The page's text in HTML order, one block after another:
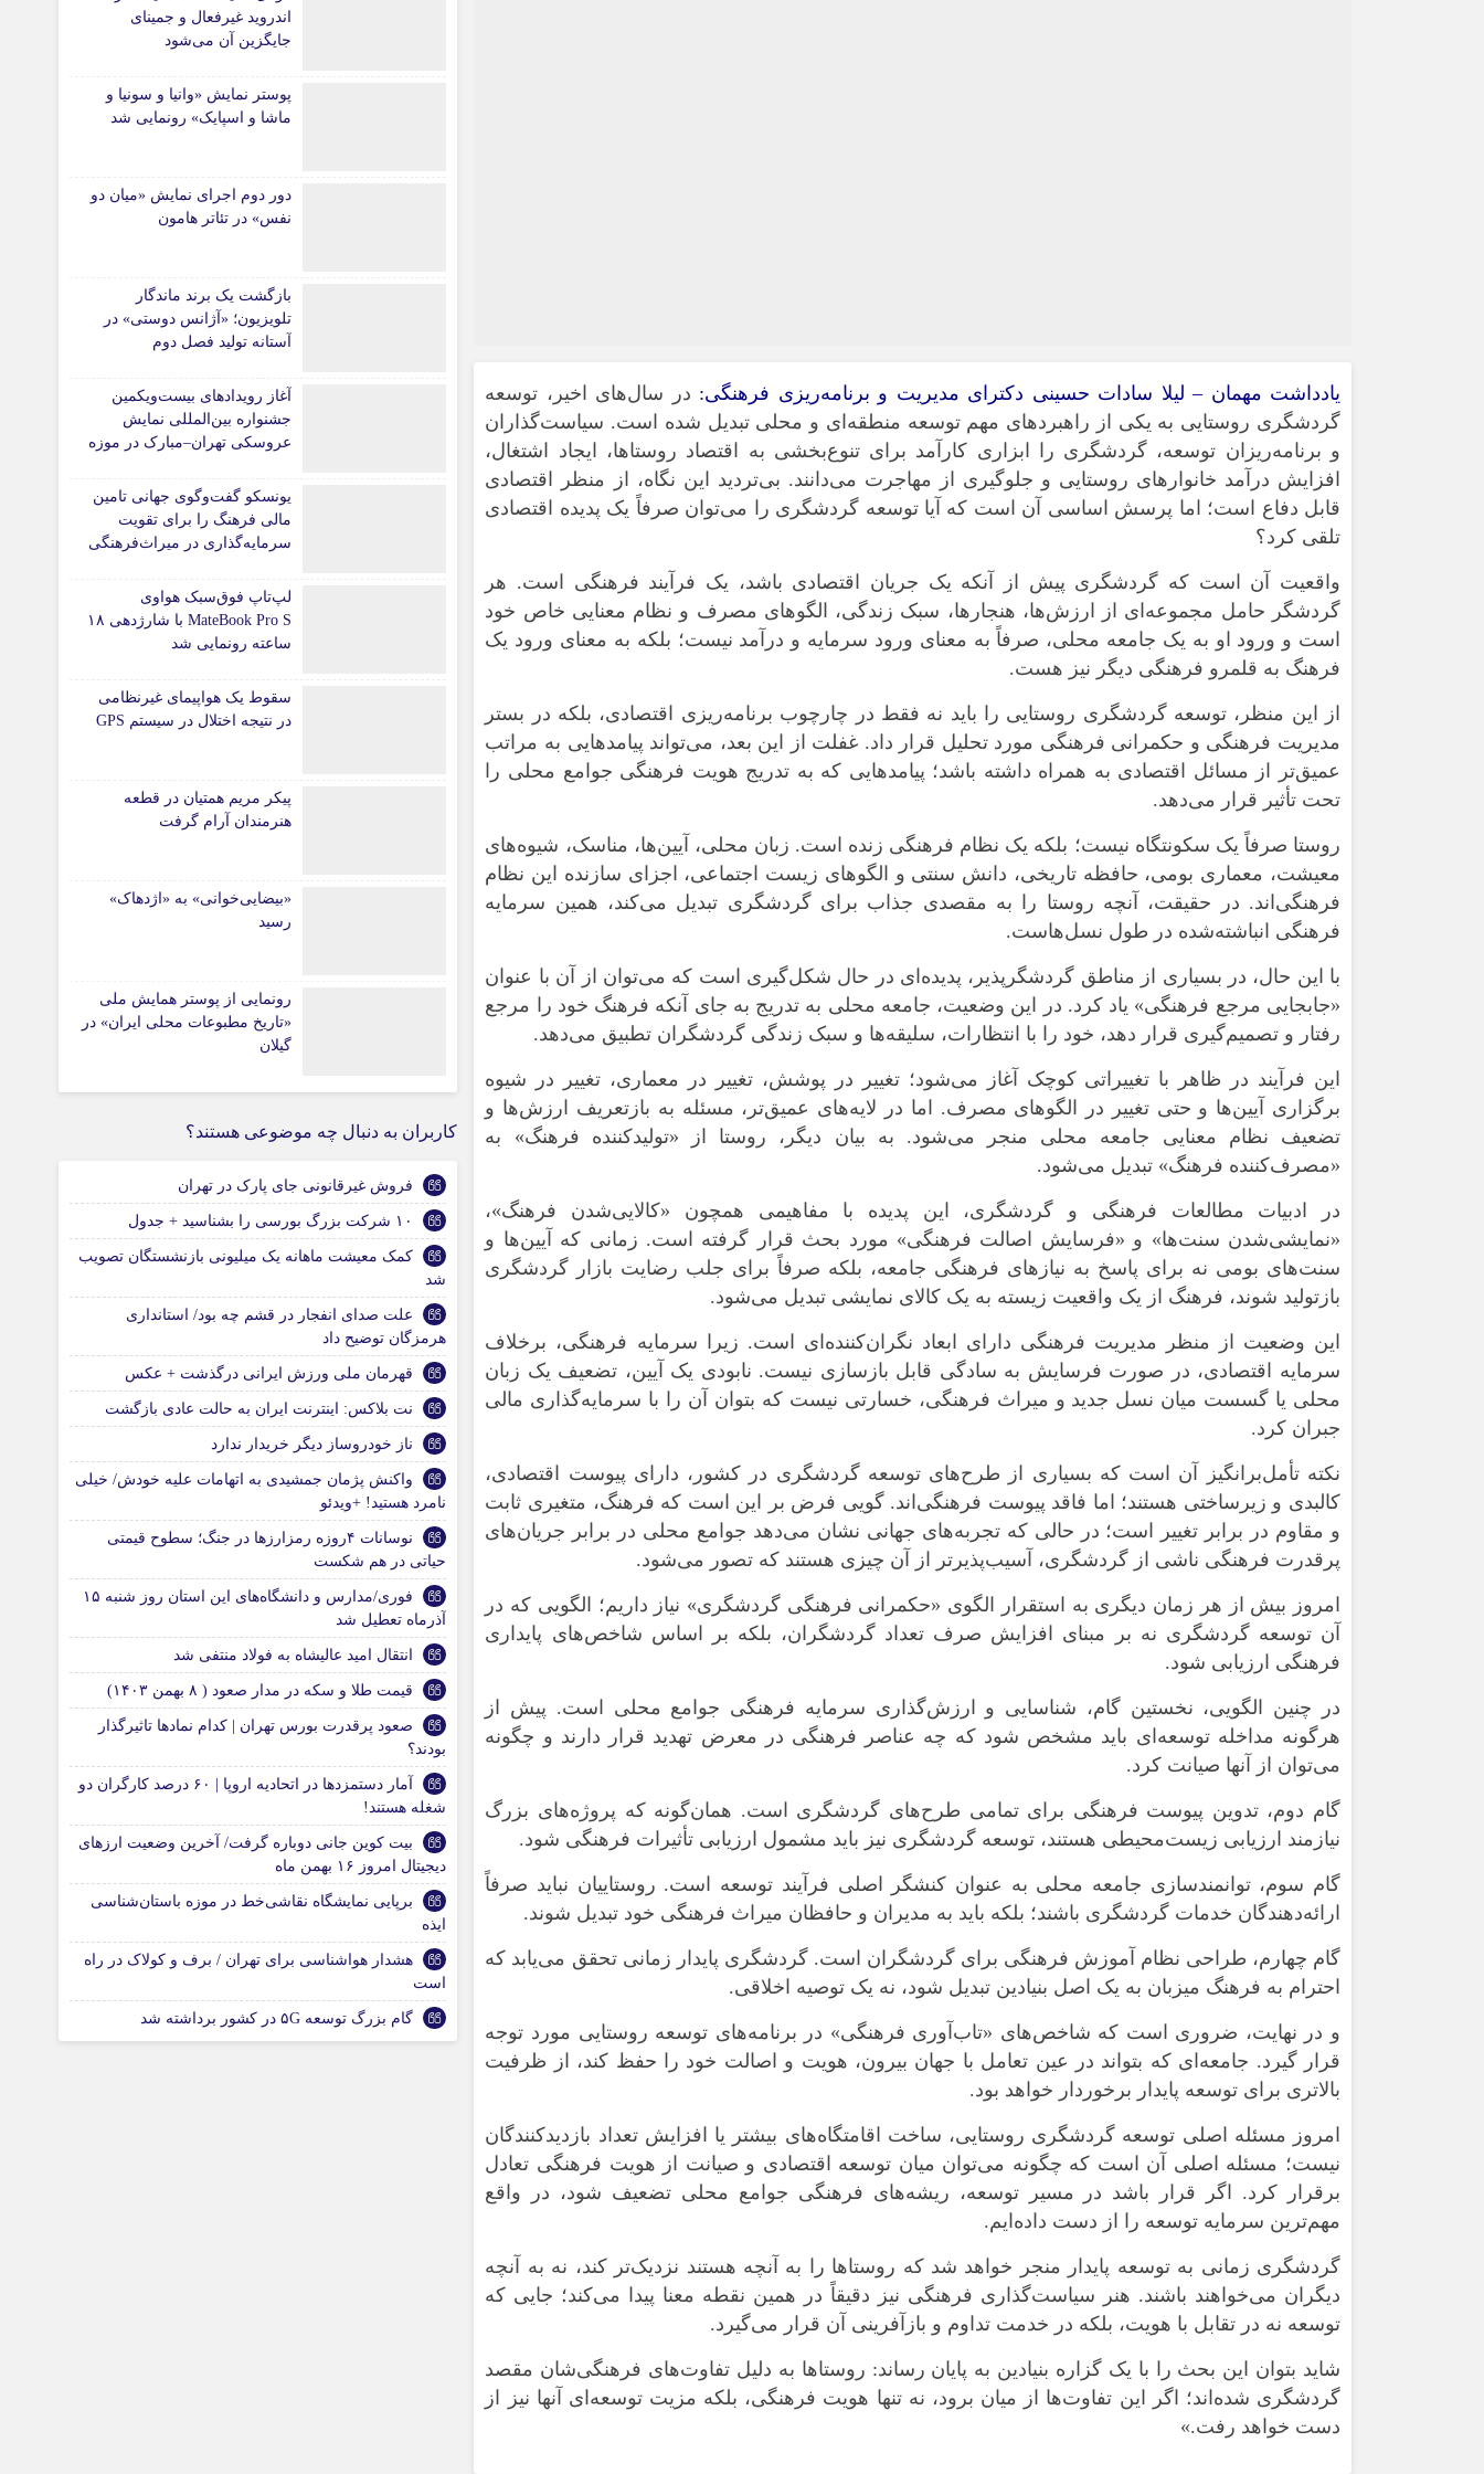
یادداشت مهمان – لیلا سادات حسینی دکترای مدیریت و برنامه‌ریزی فرهنگی: در سال‌های اخیر، توسعه
گردشگری روستایی به یکی از راهبردهای مهم توسعه منطقه‌ای و محلی تبدیل شده است. سیاست‌گذاران
و برنامه‌ریزان توسعه، گردشگری را ابزاری کارآمد برای تنوع‌بخشی به اقتصاد روستاها، ایجاد اشتغال،
افزایش درآمد خانوارهای روستایی و جلوگیری از مهاجرت می‌دانند. بی‌تردید این نگاه، از منظر اقتصادی
قابل دفاع است؛ اما پرسش اساسی آن است که آیا توسعه گردشگری را می‌توان صرفاً یک پدیده اقتصادی
تلقی کرد؟
واقعیت آن است که گردشگری پیش از آنکه یک جریان اقتصادی باشد، یک فرآیند فرهنگی است. هر
گردشگر حامل مجموعه‌ای از ارزش‌ها، هنجارها، سبک زندگی، الگوهای مصرف و نظام معنایی خاص خود
است و ورود او به یک جامعه محلی، صرفاً به معنای ورود سرمایه و درآمد نیست؛ بلکه به معنای ورود یک
فرهنگ به قلمرو فرهنگی دیگر نیز هست.
از این منظر، توسعه گردشگری روستایی را باید نه فقط در چارچوب برنامه‌ریزی اقتصادی، بلکه در بستر
مدیریت فرهنگی و حکمرانی فرهنگی مورد تحلیل قرار داد. غفلت از این بعد، می‌تواند پیامدهایی به مراتب
عمیق‌تر از مسائل اقتصادی به همراه داشته باشد؛ پیامدهایی که به تدریج هویت فرهنگی جوامع محلی را
تحت تأثیر قرار می‌دهد.
روستا صرفاً یک سکونتگاه نیست؛ بلکه یک نظام فرهنگی زنده است. زبان محلی، آیین‌ها، مناسک، شیوه‌های
معیشت، معماری بومی، حافظه تاریخی، دانش سنتی و الگوهای زیست اجتماعی، اجزای سازنده این نظام
فرهنگی‌اند. در حقیقت، آنچه روستا را به مقصدی جذاب برای گردشگری تبدیل می‌کند، همین سرمایه
فرهنگی انباشته‌شده در طول نسل‌هاست.
با این حال، در بسیاری از مناطق گردشگرپذیر، پدیده‌ای در حال شکل‌گیری است که می‌توان از آن با عنوان
«جابجایی مرجع فرهنگی» یاد کرد. در این وضعیت، جامعه محلی به تدریج به جای آنکه فرهنگ خود را مرجع
رفتار و تصمیم‌گیری قرار دهد، خود را با انتظارات، سلیقه‌ها و سبک زندگی گردشگران تطبیق می‌دهد.
این فرآیند در ظاهر با تغییراتی کوچک آغاز می‌شود؛ تغییر در پوشش، تغییر در معماری، تغییر در شیوه
برگزاری آیین‌ها و حتی تغییر در الگوهای مصرف. اما در لایه‌های عمیق‌تر، مسئله به بازتعریف ارزش‌ها و
تضعیف نظام معنایی جامعه محلی منجر می‌شود. به بیان دیگر، روستا از «تولیدکننده فرهنگ» به
«مصرف‌کننده فرهنگ» تبدیل می‌شود.
در ادبیات مطالعات فرهنگی و گردشگری، این پدیده با مفاهیمی همچون «کالایی‌شدن فرهنگ»،
«نمایشی‌شدن سنت‌ها» و «فرسایش اصالت فرهنگی» مورد بحث قرار گرفته است. زمانی که آیین‌ها و
سنت‌های بومی نه برای پاسخ به نیازهای فرهنگی جامعه، بلکه صرفاً برای جلب رضایت بازار گردشگری
بازتولید شوند، فرهنگ از یک واقعیت زیسته به یک کالای نمایشی تبدیل می‌شود.
این وضعیت از منظر مدیریت فرهنگی دارای ابعاد نگران‌کننده‌ای است. زیرا سرمایه فرهنگی، برخلاف
سرمایه اقتصادی، در صورت فرسایش به سادگی قابل بازسازی نیست. نابودی یک آیین، تضعیف یک زبان
محلی یا گسست میان نسل جدید و میراث فرهنگی، خسارتی نیست که بتوان آن را با سرمایه‌گذاری مالی
جبران کرد.
نکته تأمل‌برانگیز آن است که بسیاری از طرح‌های توسعه گردشگری در کشور، دارای پیوست اقتصادی،
کالبدی و زیرساختی هستند؛ اما فاقد پیوست فرهنگی‌اند. گویی فرض بر این است که فرهنگ، متغیری ثابت
و مقاوم در برابر تغییر است؛ در حالی که تجربه‌های جهانی نشان می‌دهد جوامع محلی در برابر جریان‌های
پرقدرت فرهنگی ناشی از گردشگری، آسیب‌پذیرتر از آن چیزی هستند که تصور می‌شود.
امروز بیش از هر زمان دیگری به استقرار الگوی «حکمرانی فرهنگی گردشگری» نیاز داریم؛ الگویی که در
آن توسعه گردشگری نه بر مبنای افزایش صرف تعداد گردشگران، بلکه بر اساس شاخص‌های پایداری
فرهنگی ارزیابی شود.
در چنین الگویی، نخستین گام، شناسایی و ارزش‌گذاری سرمایه فرهنگی جوامع محلی است. پیش از
هرگونه مداخله توسعه‌ای باید مشخص شود که چه عناصر فرهنگی در معرض تهدید قرار دارند و چگونه
می‌توان از آنها صیانت کرد.
گام دوم، تدوین پیوست فرهنگی برای تمامی طرح‌های گردشگری است. همان‌گونه که پروژه‌های بزرگ
نیازمند ارزیابی زیست‌محیطی هستند، توسعه گردشگری نیز باید مشمول ارزیابی تأثیرات فرهنگی شود.
گام سوم، توانمندسازی جامعه محلی به عنوان کنشگر اصلی فرآیند توسعه است. روستاییان نباید صرفاً
ارائه‌دهندگان خدمات گردشگری باشند؛ بلکه باید به مدیران و حافظان میراث فرهنگی خود تبدیل شوند.
گام چهارم، طراحی نظام آموزش فرهنگی برای گردشگران است. گردشگری پایدار زمانی تحقق می‌یابد که
احترام به فرهنگ میزبان به یک اصل بنیادین تبدیل شود، نه یک توصیه اخلاقی.
و در نهایت، ضروری است که شاخص‌های «تاب‌آوری فرهنگی» در برنامه‌های توسعه روستایی مورد توجه
قرار گیرد. جامعه‌ای که بتواند در عین تعامل با جهان بیرون، هویت و اصالت خود را حفظ کند، از ظرفیت
بالاتری برای توسعه پایدار برخوردار خواهد بود.
امروز مسئله اصلی توسعه گردشگری روستایی، ساخت اقامتگاه‌های بیشتر یا افزایش تعداد بازدیدکنندگان
نیست؛ مسئله اصلی آن است که چگونه می‌توان میان توسعه اقتصادی و صیانت از هویت فرهنگی تعادل
برقرار کرد. اگر قرار باشد در مسیر توسعه، ریشه‌های فرهنگی جوامع محلی تضعیف شود، در واقع
مهم‌ترین سرمایه توسعه را از دست داده‌ایم.
گردشگری زمانی به توسعه پایدار منجر خواهد شد که روستاها را به آنچه هستند نزدیک‌تر کند، نه به آنچه
دیگران می‌خواهند باشند. هنر سیاست‌گذاری فرهنگی نیز دقیقاً در همین نقطه معنا پیدا می‌کند؛ جایی که
توسعه نه در تقابل با هویت، بلکه در خدمت تداوم و بازآفرینی آن قرار می‌گیرد.
شاید بتوان این بحث را با یک گزاره بنیادین به پایان رساند: روستاها به دلیل تفاوت‌های فرهنگی‌شان مقصد
گردشگری شده‌اند؛ اگر این تفاوت‌ها از میان برود، نه تنها هویت فرهنگی، بلکه مزیت توسعه‌ای آنها نیز از
دست خواهد رفت.»
اندروید غیرفعال و جمینای
جایگزین آن می‌شود
پوستر نمایش «وانیا و سونیا و
ماشا و اسپایک» رونمایی شد
دور دوم اجرای نمایش «میان دو
نفس» در تئاتر هامون
بازگشت یک برند ماندگار
تلویزیون؛ «آژانس دوستی» در
آستانه تولید فصل دوم
آغاز رویدادهای بیست‌ویکمین
جشنواره بین‌المللی نمایش
عروسکی تهران–مبارک در موزه
یونسکو گفت‌وگوی جهانی تامین
مالی فرهنگ را برای تقویت
سرمایه‌گذاری در میراث‌فرهنگی
برای صنایع خلاق
لپ‌تاپ فوق‌سبک هواوی
MateBook Pro S با شارژدهی ۱۸
ساعته رونمایی شد
سقوط یک هواپیمای غیرنظامی
در نتیجه اختلال در سیستم‌ GPS
پیکر مریم همتیان در قطعه
هنرمندان آرام گرفت
«بیضایی‌خوانی» به «اژدهاک»
رسید
رونمایی از پوستر همایش ملی
«تاریخ مطبوعات محلی ایران» در
گیلان
کاربران به دنبال چه موضوعی هستند؟
فروش غیرقانونی جای پارک در تهران
۱۰ شرکت بزرگ بورسی را بشناسید + جدول
کمک‌ معیشت ماهانه یک میلیونی بازنشستگان تصویب
شد
علت صدای انفجار در قشم چه بود/ استانداری
هرمزگان توضیح داد
قهرمان ملی ورزش ایرانی درگذشت + عکس
نت بلاکس: اینترنت ایران به حالت عادی بازگشت
ناز خودروساز دیگر خریدار ندارد
واکنش پژمان جمشیدی به اتهامات علیه خودش/ خیلی
نامرد هستید! +ویدئو
نوسانات ۴روزه رمزارزها در جنگ؛ سطوح قیمتی
حیاتی در هم شکست
فوری/مدارس و دانشگاه‌های این استان روز شنبه ۱۵
آذرماه تعطیل شد
انتقال امید عالیشاه به فولاد منتفی شد
قیمت طلا و سکه در مدار صعود ( ۸ بهمن ۱۴۰۳)
صعود پرقدرت بورس تهران | کدام نمادها تاثیرگذار
بودند؟
آمار دستمزدها در اتحادیه اروپا | ۶۰ درصد کارگران دو
شغله هستند!
بیت کوین جانی دوباره گرفت/ آخرین وضعیت ارزهای
دیجیتال امروز ۱۶ بهمن ماه
برپایی نمایشگاه نقاشی‌خط در موزه باستان‌شناسی
ایذه
هشدار هواشناسی برای تهران / برف و کولاک در راه
است
گام بزرگ توسعه ۵G در کشور برداشته شد